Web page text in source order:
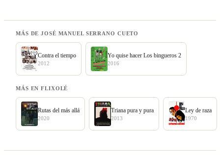
MÁS DE JOSÉ MANUEL SERRANO CUETO
Contra el tiempo
2012
Yo quise hacer Los bingueros 2
2016
MÁS EN FLIXOLÉ
Rutas del más allá
2020
Triana pura y pura
2013
Ley de raza
1970